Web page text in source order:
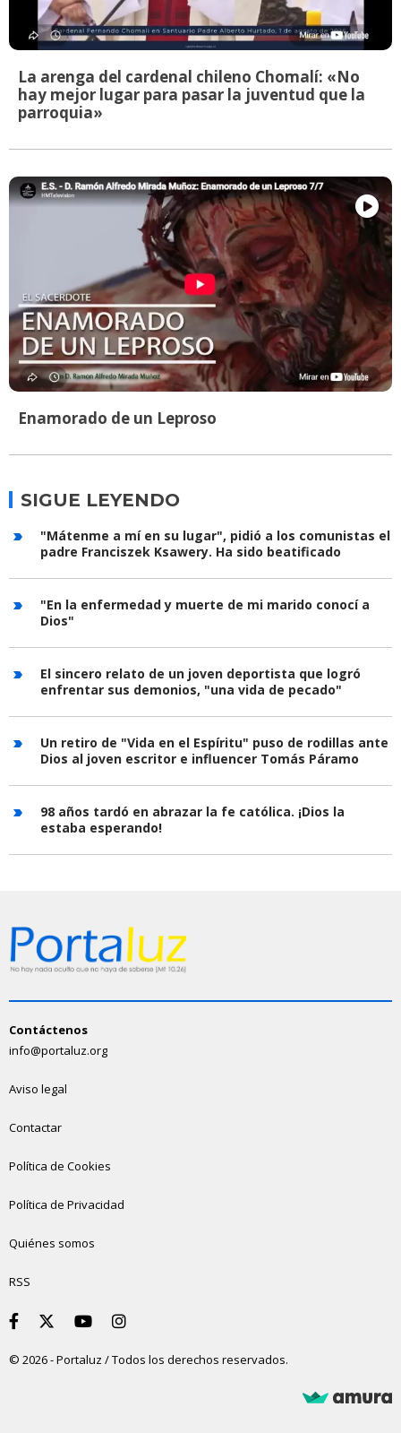
La arenga del cardenal chileno Chomalí: «No
hay mejor lugar para pasar la juventud que la
parroquia»
Enamorado de un Leproso
SIGUE LEYENDO
"Mátenme a mí en su lugar", pidió a los comunistas el
padre Franciszek Ksawery. Ha sido beatificado
"En la enfermedad y muerte de mi marido conocí a
Dios"
El sincero relato de un joven deportista que logró
enfrentar sus demonios, "una vida de pecado"
Un retiro de "Vida en el Espíritu" puso de rodillas ante
Dios al joven escritor e influencer Tomás Páramo
98 años tardó en abrazar la fe católica. ¡Dios la
estaba esperando!
Contáctenos
info@portaluz.org
Aviso legal
Contactar
Política de Cookies
Política de Privacidad
Quiénes somos
RSS
© 2026 - Portaluz / Todos los derechos reservados.